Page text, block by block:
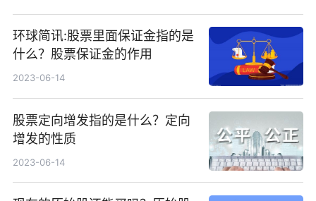
环球简讯:股票里面保证金指的是
什么？股票保证金的作用
2023-06-14
股票定向增发指的是什么？定向
增发的性质
2023-06-14